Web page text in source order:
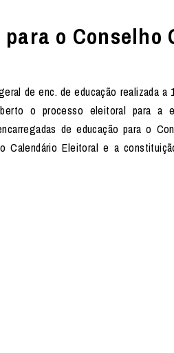
o Conselho
de enc. de educação realizada a
o processo eleitoral para a
de educação para o
Calendário Eleitoral e a